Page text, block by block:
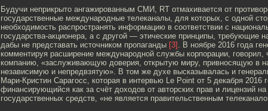
Будучи неприкрыто ангажированным СМИ, RT отмахивается от
государственные международные телеканалы, для которых, с одной
необходимость распространять информацию в соответствии с
государства-акционера, а с другой — этические принципы, требующие
дабы не представать источником пропаганды [3] . В ноябре 2016 года
комментируя расширение международной службы корпорации, говорил,
компанию, «заслуживающую доверия, открытую миру, привносящую в
независимую и непредвзятую». В том же духе высказывалась и
Мари-Кристин Сарагосс, которая в интервью Le Point от 5 декабря 2016
финансирующийся как за счёт доходов от авторских прав и лицензий на
государственных средств, «не является правительственным